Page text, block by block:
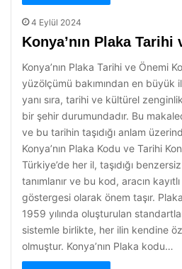
4 Eylül 2024
Konya’nın Plaka Tarihi
Konya’nın Plaka Tarihi ve Önemi
yüzölçümü bakımından en büyük
yanı sıra, tarihi ve kültürel
bir şehir durumundadır. Bu
ve bu tarihin taşıdığı anlam
Konya’nın Plaka Kodu ve Tarihi
Türkiye’de her il, taşıdığı
tanımlanır ve bu kod, aracın
göstergesi olarak önem taşır.
1959 yılında oluşturulan
sistemle birlikte, her ilin kendine
olmuştur. Konya’nın Plaka kodu…